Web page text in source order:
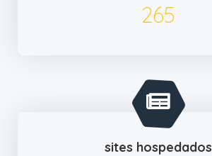
305
sites hospedados